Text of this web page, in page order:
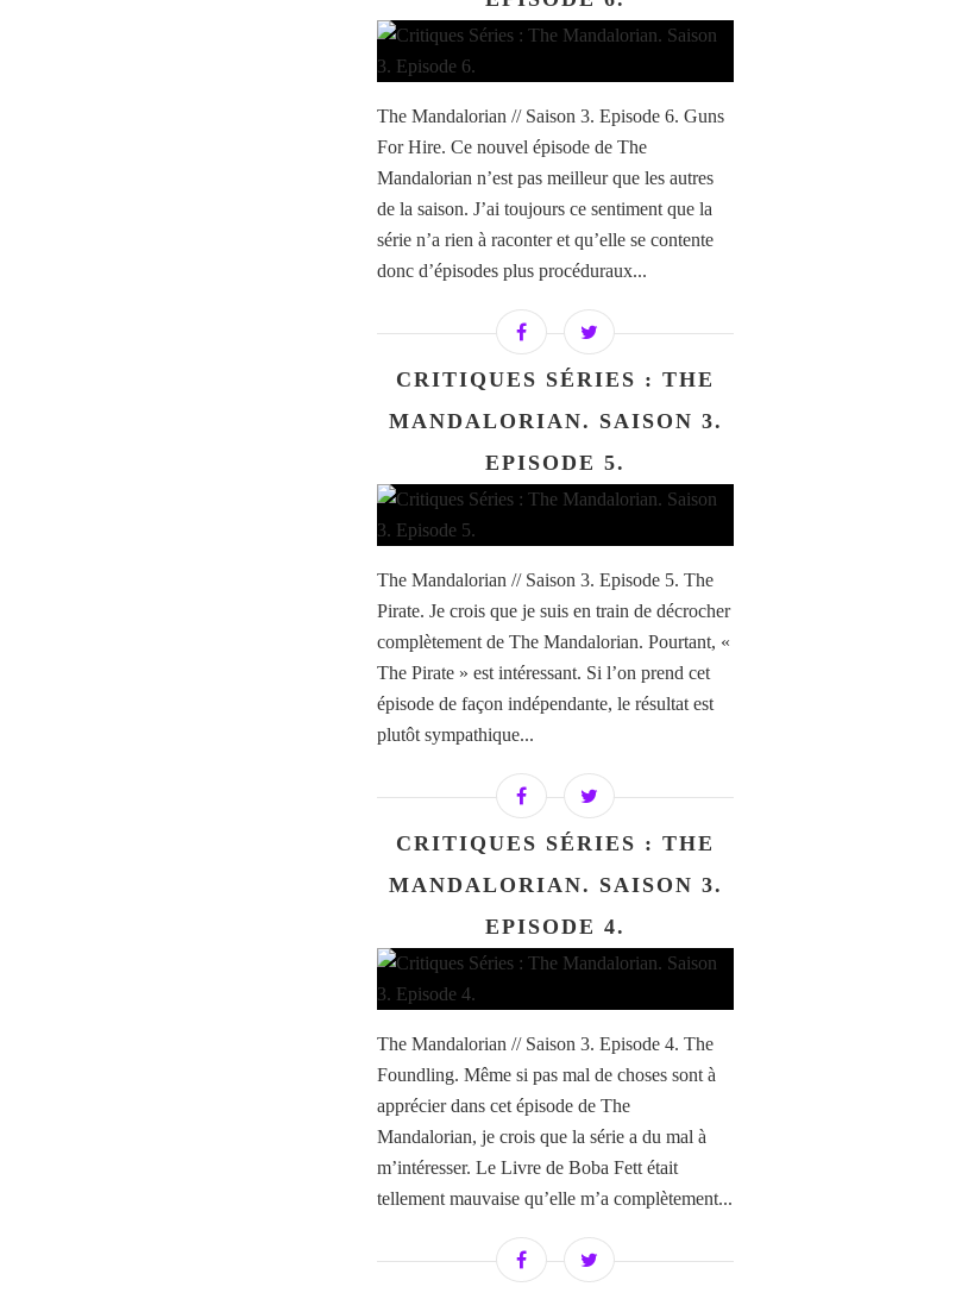
The Mandalorian // Saison 3. Episode 6. Guns
For Hire. Ce nouvel épisode de The
Mandalorian n’est pas meilleur que les autres
de la saison. J’ai toujours ce sentiment que la
série n’a rien à raconter et qu’elle se contente
donc d’épisodes plus procéduraux...
CRITIQUES SÉRIES : THE
MANDALORIAN. SAISON 3.
EPISODE 5.
The Mandalorian // Saison 3. Episode 5. The
Pirate. Je crois que je suis en train de décrocher
complètement de The Mandalorian. Pourtant, «
The Pirate » est intéressant. Si l’on prend cet
épisode de façon indépendante, le résultat est
plutôt sympathique...
CRITIQUES SÉRIES : THE
MANDALORIAN. SAISON 3.
EPISODE 4.
The Mandalorian // Saison 3. Episode 4. The
Foundling. Même si pas mal de choses sont à
apprécier dans cet épisode de The
Mandalorian, je crois que la série a du mal à
m’intéresser. Le Livre de Boba Fett était
tellement mauvaise qu’elle m’a complètement...